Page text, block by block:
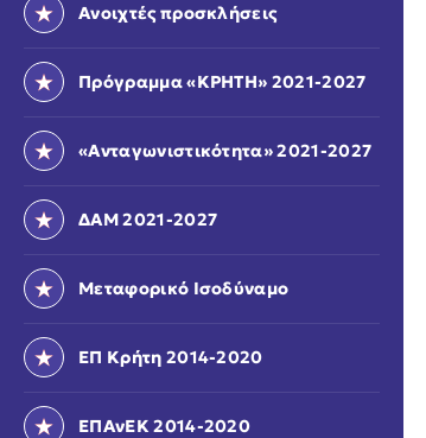
Ανοιχτές προσκλήσεις
Πρόγραμμα «ΚΡΗΤΗ» 2021-2027
«Ανταγωνιστικότητα» 2021-2027
ΔΑΜ 2021-2027
Μεταφορικό Ισοδύναμο
ΕΠ Κρήτη 2014-2020
ΕΠΑνΕΚ 2014-2020